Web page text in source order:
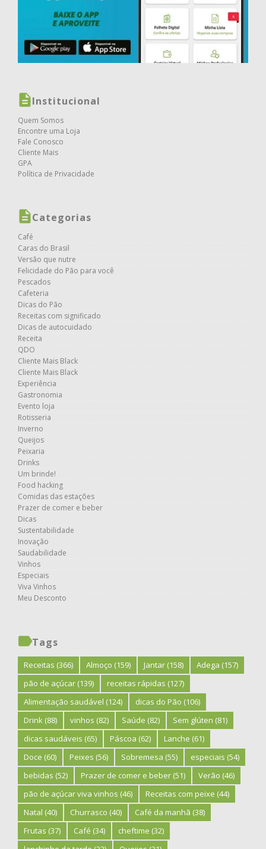
Institucional
Quem Somos
Encontre uma Loja
Fale Conosco
Cliente Mais
GPA
Política de Privacidade
Categorias
Café
Caras do Brasil
Versão que nutre
Felicidade do Pão para você
Pescados
Cafeteria
Dicas do Pão
Receitas com significado
Dicas de autocuidado
Receita
QDO
Cliente Mais Black
Cliente Mais Black
Experiência
Gastronomia
Evento loja
Rotisseria
Inverno
Queijos
Peixaria
Drinks
Um brinde!
Food hacking
Comidas das estações
Prazer de comer e beber
Dicas
Sustentabilidade
Inovação
Saudabilidade
Vinhos
Especiais
Viva Vinhos
Meu Desconto
Tags
Receitas (366) Almoço (159) Jantar (158) Adega (157)
pão de açúcar (139) receitas rápidas (127)
Alimentação saudável (124) dicas do Pão (106)
Drink (88) vinhos (82) Saúde (82) Sem glúten (81)
dicas saudáveis (65) Páscoa (62) Lanche (61)
Doce (60) Peixes (56) Sobremesa (55) especiais (54)
bebidas (52) Prazer de comer e beber (51) Verão (46)
pão de açúcar viva vinhos (46) Receitas com peixe (44)
Natal (40) Churrasco (40) Café da manhã (38)
Frutas (37) Café (34) cheftime (32)